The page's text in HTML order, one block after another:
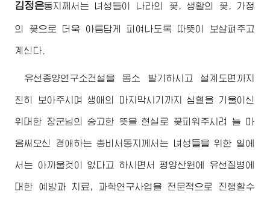
김정은동지 께서는 녀성들이 나라의 꽃, 생활의 꽃, 가정
의 꽃으로 더욱 아름답게 피여나도록 따뜻이 보살펴주고
계신다.
유선종양연구소건설을 몸소 발기하시고 설계도면까지
친히 보아주시며 생애의 마지막시기까지 심혈을 기울이신
위대한 장군님 의 숭고한 뜻을 현실로 꽃피워주시려 늘 마
음써오신 경애하는 총비서동지 께서는 녀성들을 위한 일에
서는 아까울것이 없다고 하시면서 평양산원에 유선질병에
대한 예방과 치료, 과학연구사업을 전문적으로 진행할수